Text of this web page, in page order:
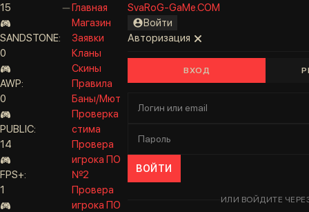
15
SANDSTONE:
0
AWP:
0
PUBLIC:
14
FPS+:
1
Главная
Магазин
Заявки
Кланы
Скины
Правила
Баны/Мют
Проверка
стима
Провера
игрока ПО
№2
Провера
игрока ПО
SvaRoG-GaMe.COM
Войти
Авторизация
ВХОД
ВОЙТИ
ИЛИ ВОЙДИТЕ